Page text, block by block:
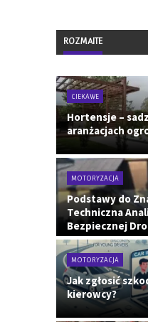
ROZMAITE
CIEKAWE
Hortensje –
aranżacjach
MOTORYZACJA
Podstawy do
Techniczna
Bezpiecznej
MOTORYZACJA
Jak zgłosić
kierowcy?